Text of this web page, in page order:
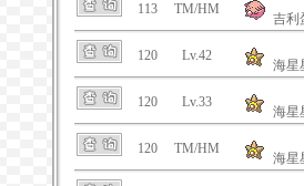
113 TM/HM
吉利
120 Lv.42
海星
120 Lv.33
海星
120 TM/HM
海星